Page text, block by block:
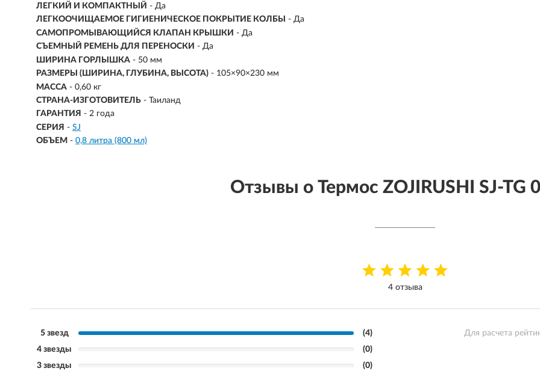
ЛЕГКИЙ И КОМПАКТНЫЙ - Да
ЛЕГКООЧИЩАЕМОЕ ГИГИЕНИЧЕСКОЕ ПОКРЫТИЕ КОЛБЫ
- Да
САМОПРОМЫВАЮЩИЙСЯ КЛАПАН КРЫШКИ - Да
СЪЕМНЫЙ РЕМЕНЬ ДЛЯ ПЕРЕНОСКИ - Да
ШИРИНА ГОРЛЫШКА - 50 мм
РАЗМЕРЫ (ШИРИНА, ГЛУБИНА, ВЫСОТА) - 105×90×230 мм
МАССА - 0,60 кг
СТРАНА-ИЗГОТОВИТЕЛЬ - Таиланд
ГАРАНТИЯ - 2 года
СЕРИЯ - SJ
ОБЪЕМ - 0,8 литра (800 мл)
Отзывы о Термос ZOJIRUSHI SJ-TG
4 отзыва
5 звезд
(4)
4 звезды
(0)
3 звезды
(0)
Для расчета